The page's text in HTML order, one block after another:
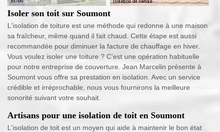
Isoler son toit sur Soumont
L'isolation de toiture est une méthode qui redonne à une maison
sa fraîcheur, même quand il fait chaud. Cette étape est aussi
recommandée pour diminuer la facture de chauffage en hiver.
Vous voulez isoler une toiture ? C’est une opération habituelle
pour notre entreprise de couverture. Jean Marcelin présente à
Soumont vous offre sa prestation en isolation. Avec un service
crédible et irréprochable, nous vous fournirons la meilleure
sonorité suivant votre souhait.
Artisans pour une isolation de toit en Soumont
L'isolation de toit est un moyen qui aide à maintenir le bon état